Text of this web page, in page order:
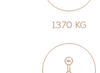
1370 KG